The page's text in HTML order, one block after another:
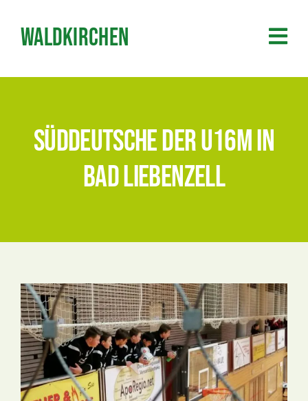
Inhalt
springen
Waldkirchen
Süddeutsche der U16m in
Bad Liebenzell
Zeige
grösseres
Bild